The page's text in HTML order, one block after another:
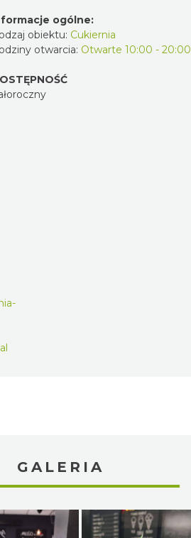
ogólne:
obiektu: Cukiernia
otwarcia: Otwarte 10:00 - 20:00
GALERIA